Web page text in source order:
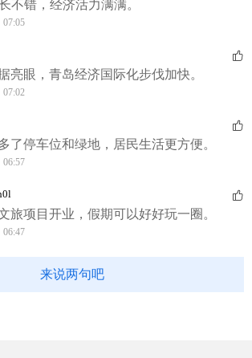
不错，经济活力满满。
07:05
亮眼，青岛经济国际化步伐加快。
07:02
了停车位和绿地，居民生活更方便。
06:57
旅项目开业，假期可以好好玩一圈。
06:47
来说两句吧